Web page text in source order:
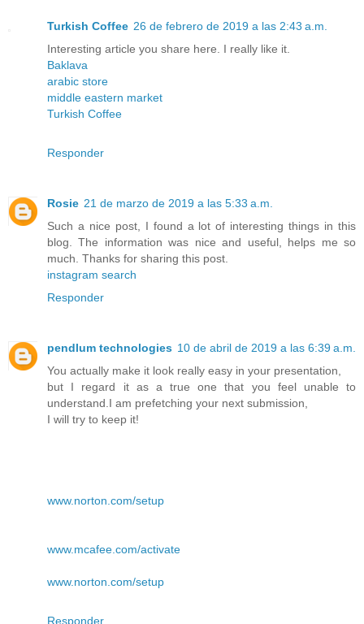
Turkish Coffee 26 de febrero de 2019 a las 2:43 a.m.
Interesting article you share here. I really like it.
Baklava
arabic store
middle eastern market
Turkish Coffee
Responder
Rosie 21 de marzo de 2019 a las 5:33 a.m.
Such a nice post, I found a lot of interesting things in this
blog. The information was nice and useful, helps me so
much. Thanks for sharing this post.
instagram search
Responder
pendlum technologies 10 de abril de 2019 a las 6:39 a.m.
You actually make it look really easy in your presentation,
but I regard it as a true one that you feel unable to
understand.I am prefetching your next submission,
I will try to keep it!
www.norton.com/setup
www.mcafee.com/activate
www.norton.com/setup
Responder